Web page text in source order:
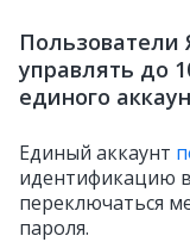
Пользователи
управлять до
единого
Единый аккаунт
идентификацию
переключаться
пароля.